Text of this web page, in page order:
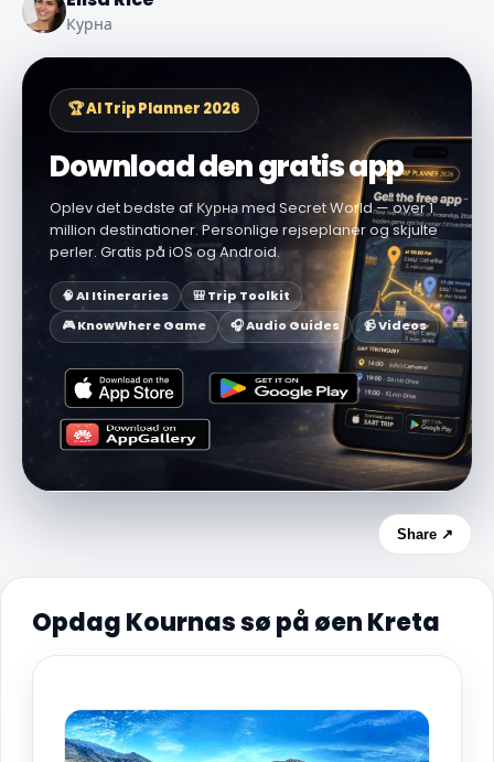
Курна
🏆 AI Trip Planner 2026
Download den gratis app
Oplev det bedste af Курна med Secret World — over 1
million destinationer. Personlige rejseplaner og skjulte
perler. Gratis på iOS og Android.
🧠 AI Itineraries
🎒 Trip Toolkit
🎮 KnowWhere Game
🎧 Audio Guides 📹 Videos
Share ↗
Opdag Kournas sø på øen Kreta